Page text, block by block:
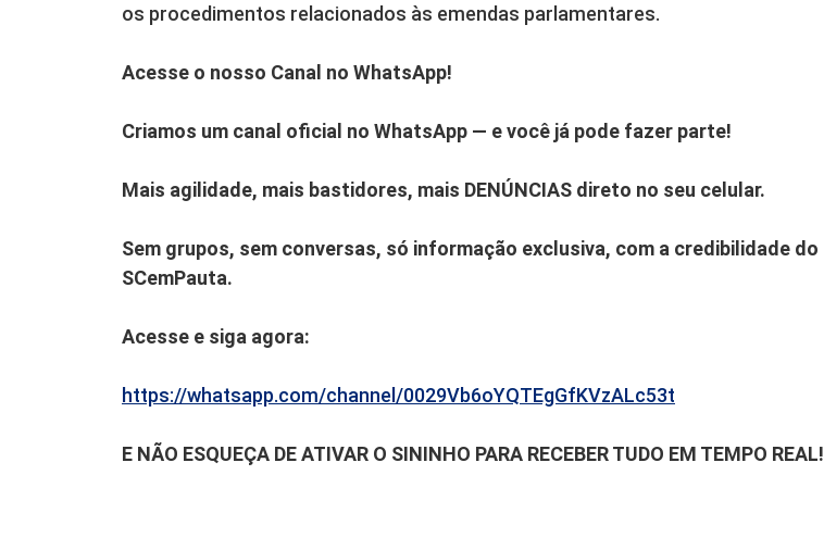
os procedimentos relacionados às emendas parlamentares.
Acesse o nosso Canal no WhatsApp!
Criamos um canal oficial no WhatsApp — e você já pode fazer parte!
Mais agilidade, mais bastidores, mais DENÚNCIAS direto no seu celular.
Sem grupos, sem conversas, só informação exclusiva, com a credibilidade do
SCemPauta.
Acesse e siga agora:
https://whatsapp.com/channel/0029Vb6oYQTEgGfKVzALc53t
E NÃO ESQUEÇA DE ATIVAR O SININHO PARA RECEBER TUDO EM TEMPO REAL!